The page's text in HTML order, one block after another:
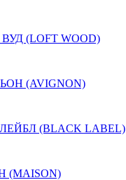
(LOFT WOOD)
(AVIGNON)
(BLACK LABEL)
(MAISON)